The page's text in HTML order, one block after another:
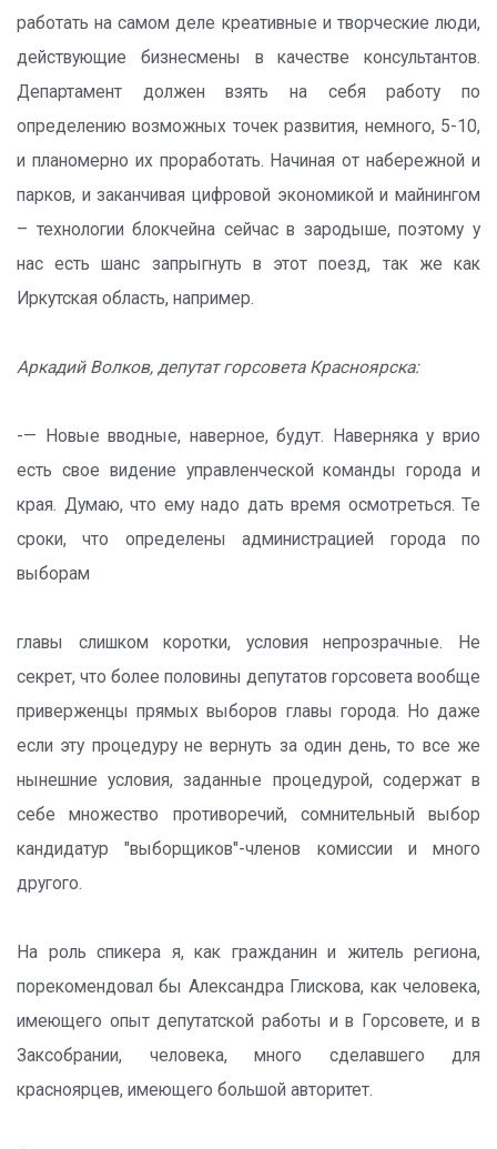
работать на самом деле креативные и творческие люди,
действующие бизнесмены в качестве консультантов.
Департамент должен взять на себя работу по
определению возможных точек развития, немного, 5-10,
и планомерно их проработать. Начиная от набережной и
парков, и заканчивая цифровой экономикой и майнингом
– технологии блокчейна сейчас в зародыше, поэтому у
нас есть шанс запрыгнуть в этот поезд, так же как
Иркутская область, например.
Аркадий Волков, депутат горсовета Красноярска:
-— Новые вводные, наверное, будут. Наверняка у врио
есть свое видение управленческой команды города и
края. Думаю, что ему надо дать время осмотреться. Те
сроки, что определены администрацией города по
выборам
главы слишком коротки, условия непрозрачные. Не
секрет, что более половины депутатов горсовета вообще
приверженцы прямых выборов главы города. Но даже
если эту процедуру не вернуть за один день, то все же
нынешние условия, заданные процедурой, содержат в
себе множество противоречий, сомнительный выбор
кандидатур "выборщиков"-членов комиссии и много
другого.
На роль спикера я, как гражданин и житель региона,
порекомендовал бы Александра Глискова, как человека,
имеющего опыт депутатской работы и в Горсовете, и в
Заксобрании, человека, много сделавшего для
красноярцев, имеющего большой авторитет.